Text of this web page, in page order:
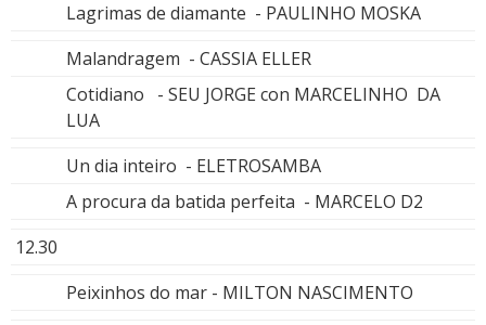
Lagrimas de diamante - PAULINHO MOSKA
Malandragem - CASSIA ELLER
Cotidiano - SEU JORGE con MARCELINHO DA
LUA
Un dia inteiro - ELETROSAMBA
A procura da batida perfeita - MARCELO D2
12.30
Peixinhos do mar - MILTON NASCIMENTO